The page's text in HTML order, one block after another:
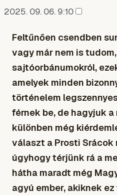
2025. 09. 06. 9:10
Feltűnően csendben
vagy már nem is
sajtóorbánumokról,
amelyek minden
történelem
férnek be, de hagyjuk
különben még
választ a Prosti
úgyhogy térjünk rá a
hátha maradt még
agyú ember, akiknek